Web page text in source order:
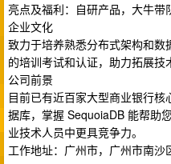
亮点及福利：自研产品，大牛带
企业文化
致力于培养熟悉分布式架构和
的培训考试和认证，助力拓展技
公司前景
目前已有近百家大型商业银行
据库，掌握 SequoiaDB 能帮助
业技术人员中更具竞争力。
工作地址：广州市，广州市南